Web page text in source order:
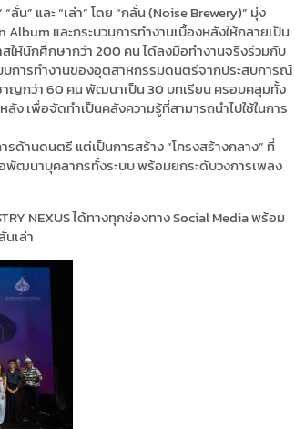
น” และ “เล่า” โดย “กลั่น (Noise Brewery)” มุ่ง
และกระบวนการทำงานเบื้องหลังให้กลายเป็น
ให้นักศึกษากว่า 200 คน ได้ลงมือทำงานจริงร่วมกับ
บการทำงานของอุตสาหกรรมดนตรีจากประสบการณ์
าญกว่า 60 คน พัฒนาเป็น 30 บทเรียน ครอบคลุมทั้ง
เพื่อจัดทำเป็นคลังความรู้ที่สามารถนำไปใช้ในการ
รด้านดนตรี แต่เป็นการสร้าง “โครงสร้างกลาง” ที่
พัฒนาบุคลากรทั้งระบบ พร้อมยกระดับวงการเพลง
NEXUS ได้ทางทุกช่องทาง Social Media พร้อม
เล่า